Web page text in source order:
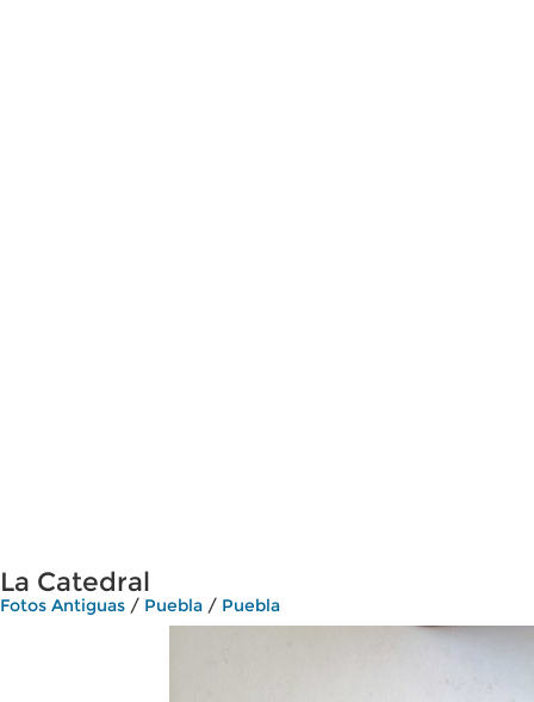
La Catedral
Fotos Antiguas / Puebla / Puebla